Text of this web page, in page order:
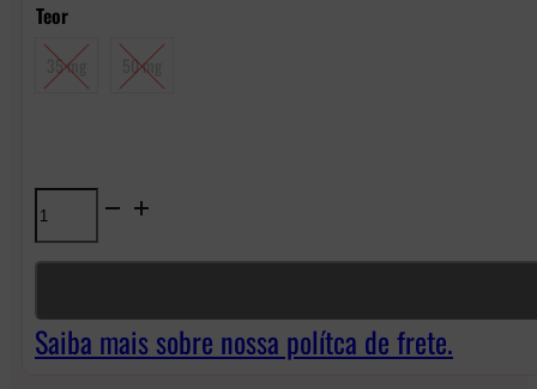
Teor
35 mg 50 mg
Líquido
Blvk
NicSalt
Saiba mais sobre nossa polítca de frete.